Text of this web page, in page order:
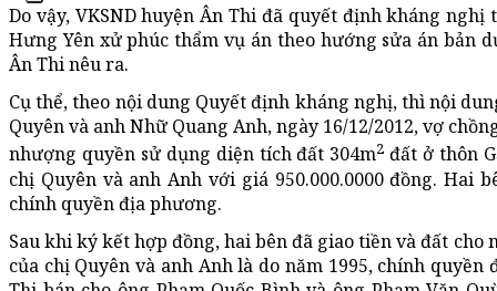
Do vậy, VKSND huyện Ân Thi đã quyết định kháng
Hưng Yên xử phúc thẩm vụ án theo hướng sửa án bản
Ân Thi nêu ra.
Cụ thể, theo nội dung Quyết định kháng nghị, thì nội
Quyên và anh Nhữ Quang Anh, ngày 16/12/2012, vợ
nhượng quyền sử dụng diện tích đất 304m2 đất ở thôn
chị Quyên và anh Anh với giá 950.000.0000 đồng. Hai
chính quyền địa phương.
Sau khi ký kết hợp đồng, hai bên đã giao tiền và đất
của chị Quyên và anh Anh là do năm 1995, chính